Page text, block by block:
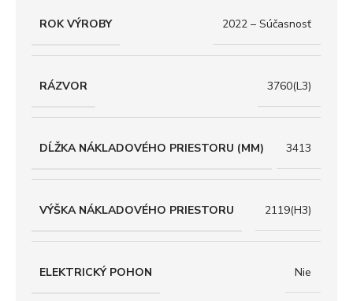
ROK VÝROBY 2022 – Súčasnosť
RÁZVOR 3760(L3)
DĹŽKA NÁKLADOVÉHO PRIESTORU (MM) 3413
VÝŠKA NÁKLADOVÉHO PRIESTORU 2119(H3)
ELEKTRICKÝ POHON Nie